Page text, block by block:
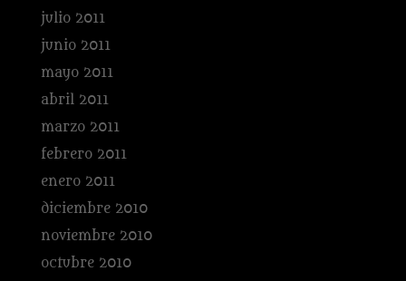
julio 2011
junio 2011
mayo 2011
abril 2011
marzo 2011
febrero 2011
enero 2011
diciembre 2010
noviembre 2010
octubre 2010